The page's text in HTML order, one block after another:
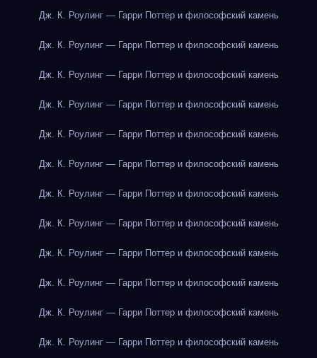
Дж. К. Роулинг — Гарри Поттер и философский камень
Дж. К. Роулинг — Гарри Поттер и философский камень
Дж. К. Роулинг — Гарри Поттер и философский камень
Дж. К. Роулинг — Гарри Поттер и философский камень
Дж. К. Роулинг — Гарри Поттер и философский камень
Дж. К. Роулинг — Гарри Поттер и философский камень
Дж. К. Роулинг — Гарри Поттер и философский камень
Дж. К. Роулинг — Гарри Поттер и философский камень
Дж. К. Роулинг — Гарри Поттер и философский камень
Дж. К. Роулинг — Гарри Поттер и философский камень
Дж. К. Роулинг — Гарри Поттер и философский камень
Дж. К. Роулинг — Гарри Поттер и философский камень